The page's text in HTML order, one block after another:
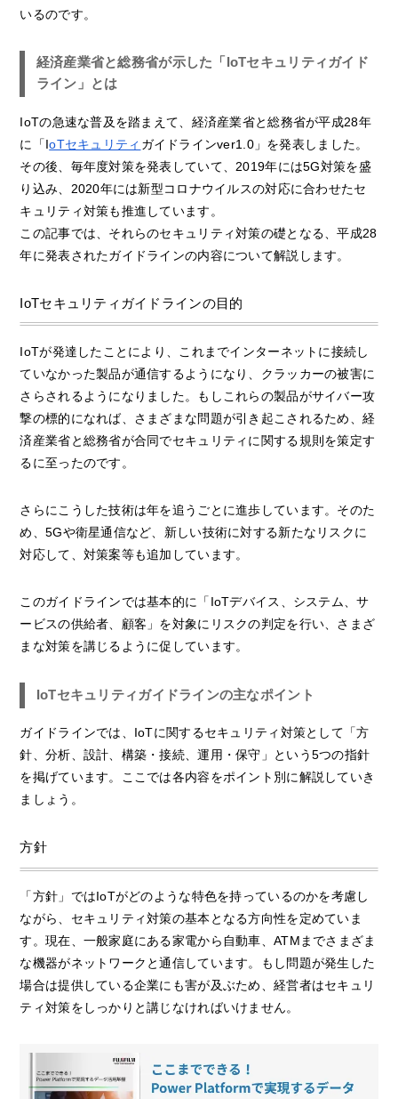
いるのです。
経済産業省と総務省が示した「IoTセキュリティガイド
ライン」とは
IoTの急速な普及を踏まえて、経済産業省と総務省が平成28年
に「IoTセキュリティ ガイドラインver1.0」を発表しました。
その後、毎年度対策を発表していて、2019年には5G対策を盛
り込み、2020年には新型コロナウイルスの対応に合わせたセ
キュリティ対策も推進しています。
この記事では、それらのセキュリティ対策の礎となる、平成28
年に発表されたガイドラインの内容について解説します。
IoTセキュリティガイドラインの目的
IoTが発達したことにより、これまでインターネットに接続し
ていなかった製品が通信するようになり、クラッカーの被害に
さらされるようになりました。もしこれらの製品がサイバー攻
撃の標的になれば、さまざまな問題が引き起こされるため、経
済産業省と総務省が合同でセキュリティに関する規則を策定す
るに至ったのです。
さらにこうした技術は年を追うごとに進歩しています。そのた
め、5Gや衛星通信など、新しい技術に対する新たなリスクに
対応して、対策案等も追加しています。
このガイドラインでは基本的に「IoTデバイス、システム、サ
ービスの供給者、顧客」を対象にリスクの判定を行い、さまざ
まな対策を講じるように促しています。
IoTセキュリティガイドラインの主なポイント
ガイドラインでは、IoTに関するセキュリティ対策として「方
針、分析、設計、構築・接続、運用・保守」という5つの指針
を掲げています。ここでは各内容をポイント別に解説していき
ましょう。
方針
「方針」ではIoTがどのような特色を持っているのかを考慮し
ながら、セキュリティ対策の基本となる方向性を定めていま
す。現在、一般家庭にある家電から自動車、ATMまでさまざま
な機器がネットワークと通信しています。もし問題が発生した
場合は提供している企業にも害が及ぶため、経営者はセキュリ
ティ対策をしっかりと講じなければいけません。